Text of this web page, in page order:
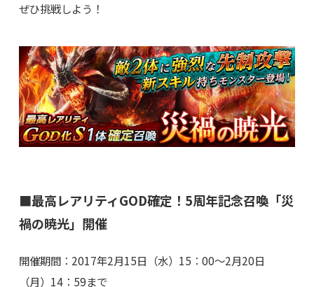
ぜひ挑戦しよう！
■最高レアリティGOD確定！5周年記念召喚「災
禍の暁光」開催
開催期間：2017年2月15日（水）15：00～2月20日
（月）14：59まで